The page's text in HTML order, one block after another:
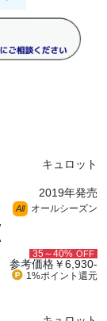
キュロット
2019年発売
All オールシーズン
35～40% OFF
参考価格￥6,930-
1%ポイント 還元